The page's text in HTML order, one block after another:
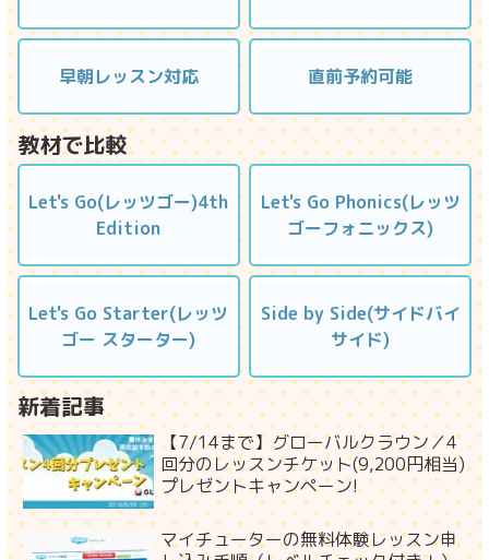
早朝レッスン対応 直前予約可能
教材で比較
Let's Go(レッツゴー)4th
Edition
Let's Go Phonics(レッツ
ゴーフォニックス)
Let's Go Starter(レッツ
ゴー スターター)
Side by Side(サイドバイ
サイド)
新着記事
【7/14まで】グローバルクラウン／4
回分のレッスンチケット(9,200円相当)
プレゼントキャンペーン!
マイチューターの無料体験レッスン申